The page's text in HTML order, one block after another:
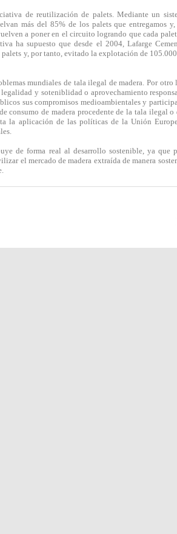
de reutilización de palets. Mediante un
más del 85% de los palets que entregamos
a poner en el circuito logrando que cada
ha supuesto que desde el 2004, Lafarge
y, por tanto, evitado la explotación de
mundiales de tala ilegal de madera. Por otro
y soteniblidad o aprovechamiento
sus compromisos medioambientales y
consumo de madera procedente de la tala ilegal o
la aplicación de las políticas de la Unión
de forma real al desarrollo sostenible, ya que
el mercado de madera extraída de manera